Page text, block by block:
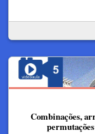
Combinações,